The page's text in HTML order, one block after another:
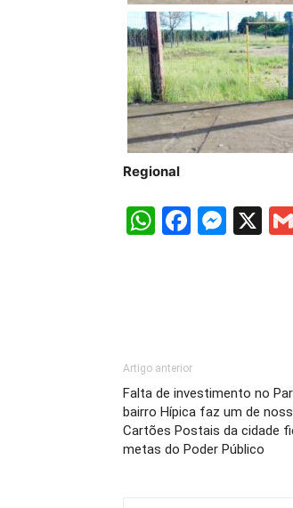
Regional
WhatsApp
X
Artigo anterior
Falta de investimento no
bairro Hípica faz um de
Cartões Postais da cidade
metas do Poder Público